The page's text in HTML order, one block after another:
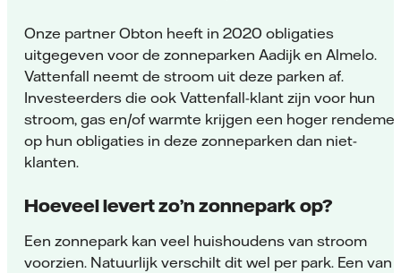
Onze partner Obton heeft in 2020 obligaties
uitgegeven voor de zonneparken Aadijk en Almelo.
Vattenfall neemt de stroom uit deze parken af.
Investeerders die ook Vattenfall-klant zijn voor hun
stroom, gas en/of warmte krijgen een hoger
op hun obligaties in deze zonneparken dan niet-
klanten.
Hoeveel levert zo’n zonnepark op?
Een zonnepark kan veel huishoudens van stroom
voorzien. Natuurlijk verschilt dit wel per park. Een van